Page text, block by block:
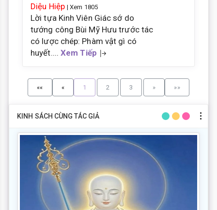
Diệu Hiệp | Xem 1805
Lời tựa Kinh Viên Giác sớ do
tướng công Bùi Mỹ Hưu trước tác
có lược chép: Phàm vật gì có
huyết.... Xem Tiếp
«« « 1 2 3 » »»
KINH SÁCH CÙNG TÁC GIẢ